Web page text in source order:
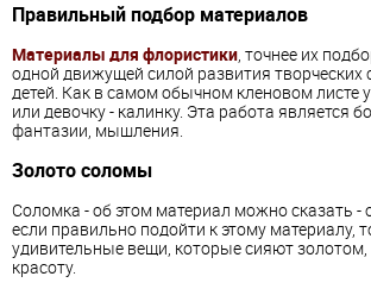
Правильный подбор материалов
Материалы для флористики, точнее их
одной движущей силой развития творческих
детей. Как в самом обычном кленовом листе
или девочку - калинку. Эта работа является
фантазии, мышления.
Золото соломы
Соломка - об этом материал можно сказать
если правильно подойти к этому материалу,
удивительные вещи, которые сияют золотом,
красоту.